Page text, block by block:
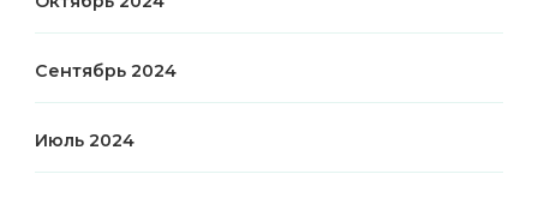
Сентябрь 2024
Июль 2024